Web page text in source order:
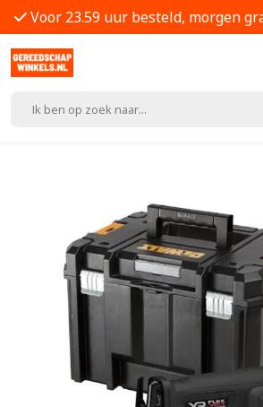
Voor 23.59 uur besteld, morgen